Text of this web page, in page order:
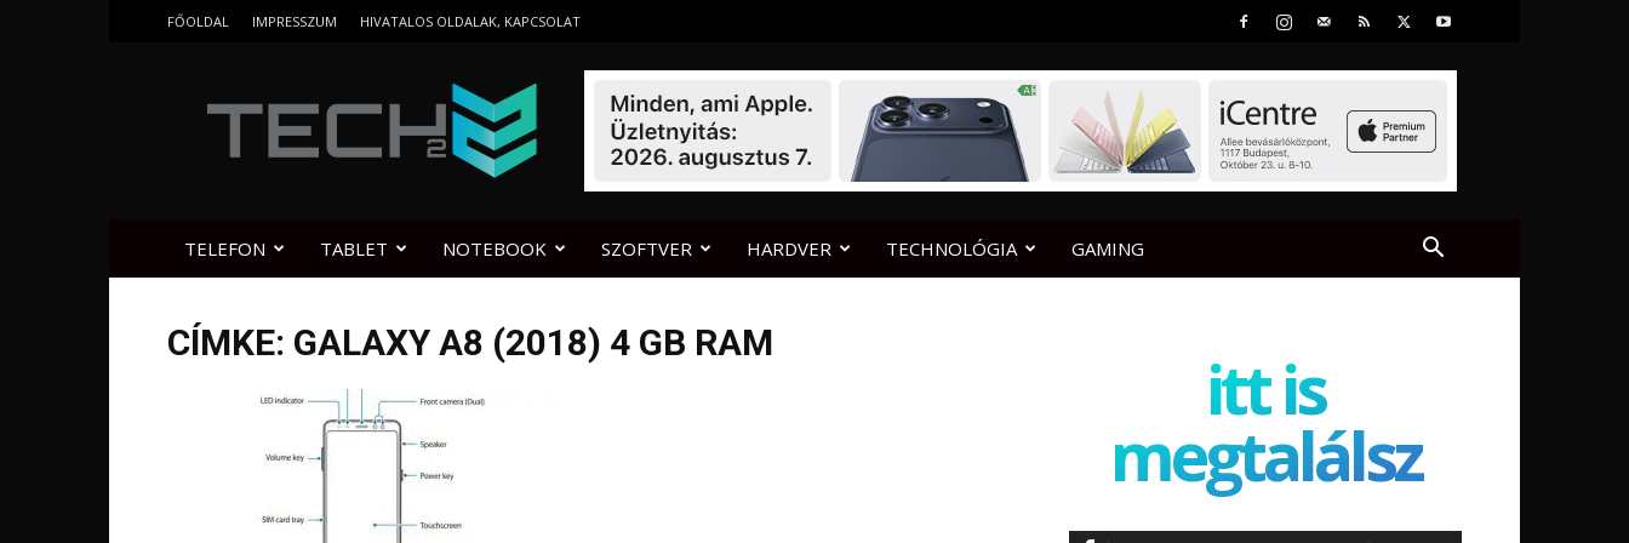
FŐOLDAL IMPRESSZUM HIVATALOS OLDALAK, KAPCSOLAT
TELEFON TABLET NOTEBOOK SZOFTVER HARDVER TECHNOLÓGIA GAMING
CÍMKE: GALAXY A8 (2018) 4 GB RAM
itt is
megtalálsz